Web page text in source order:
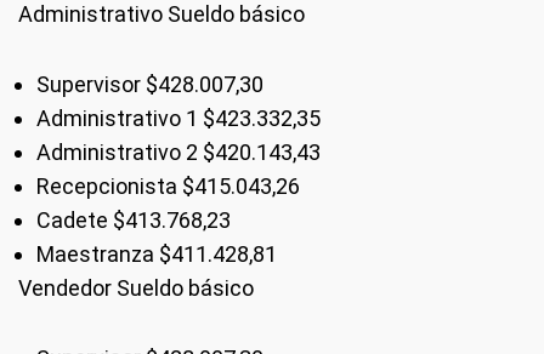
Administrativo Sueldo básico
Supervisor $428.007,30
Administrativo 1 $423.332,35
Administrativo 2 $420.143,43
Recepcionista $415.043,26
Cadete $413.768,23
Maestranza $411.428,81
Vendedor Sueldo básico